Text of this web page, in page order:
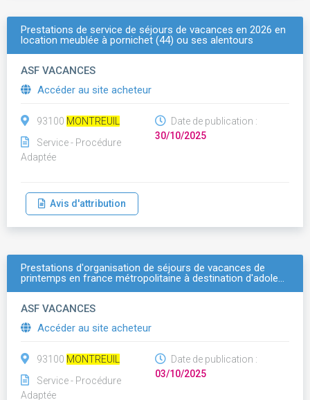
Prestations de service de séjours de vacances en 2026 en
location meublée à pornichet (44) ou ses alentours
ASF VACANCES
Accéder au site acheteur
93100 MONTREUIL
Service - Procédure
Adaptée
Date de publication :
30/10/2025
Avis d'attribution
Prestations d'organisation de séjours de vacances de
printemps en france métropolitaine à destination d'adole…
ASF VACANCES
Accéder au site acheteur
93100 MONTREUIL
Service - Procédure
Adaptée
Date de publication :
03/10/2025